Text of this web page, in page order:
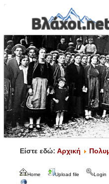
Είστε εδώ: Αρχική
Home Upload file Login